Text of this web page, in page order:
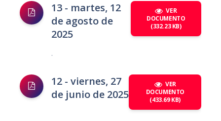
13 - martes, 12
de agosto de
2025
VER
DOCUMENTO
(332.23 KB)
.
12 - viernes, 27
de junio de 2025
VER
DOCUMENTO
(433.69 KB)